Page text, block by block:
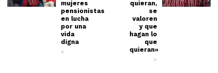
mujeres
pensionistas
en lucha
por una
vida
digna
<
quieran,
se
valoren
y que
hagan lo
que
quieran»
>